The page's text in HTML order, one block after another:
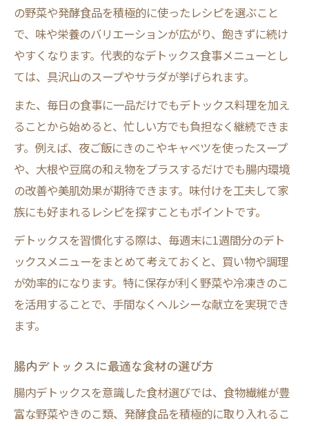
の野菜や発酵食品を積極的に使ったレシピを選ぶこと
で、味や栄養のバリエーションが広がり、飽きずに続け
やすくなります。代表的なデトックス食事メニューとし
ては、具沢山のスープやサラダが挙げられます。
また、毎日の食事に一品だけでもデトックス料理を加え
ることから始めると、忙しい方でも負担なく継続できま
す。例えば、夜ご飯にきのこやキャベツを使ったスープ
や、大根や豆腐の和え物をプラスするだけでも腸内環境
の改善や美肌効果が期待できます。味付けを工夫して家
族にも好まれるレシピを探すこともポイントです。
デトックスを習慣化する際は、毎週末に1週間分のデト
ックスメニューをまとめて考えておくと、買い物や調理
が効率的になります。特に保存が利く野菜や冷凍きのこ
を活用することで、手間なくヘルシーな献立を実現でき
ます。
腸内デトックスに最適な食材の選び方
腸内デトックスを意識した食材選びでは、食物繊維が豊
富な野菜やきのこ類、発酵食品を積極的に取り入れるこ